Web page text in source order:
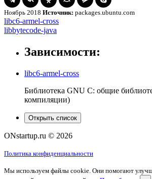
Ноябрь 2018 Источник: packages.ubuntu.com
Навигация
по
записям
libc6-
armel-
libc6-armel-cross
libbytecode-
libbytecode-java
Зависимости:
libc6-armel-cross
Библиотека GNU C: общие
компиляции)
Открыть список
ONstartup.ru © 2026
Политика конфиденциальности
Мы используем файлы cookie. Они помогают